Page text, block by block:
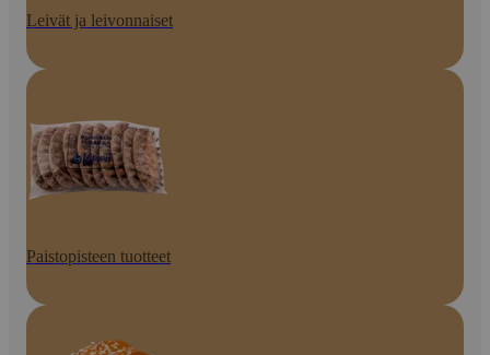
Leivät ja leivonnaiset
Paistopisteen tuotteet